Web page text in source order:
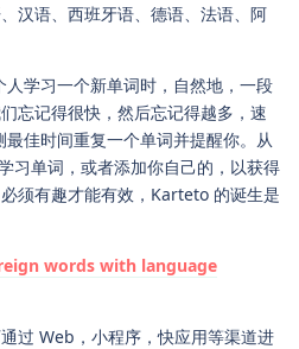
汉语、西班牙语、德语、法语、阿
人学习一个新单词时，自然地，一段
忘记得很快，然后忘记得越多，速
佳时间重复一个单词并提醒你。从
习单词，或者添加你自己的，以获得
须有趣才能有效，Karteto 的诞生是
words with language
过 Web，小程序，快应用等渠道进